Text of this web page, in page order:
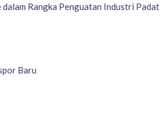
Rangka Penguatan Industri Padat
Baru